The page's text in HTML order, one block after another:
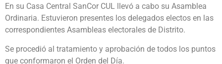
En su Casa Central SanCor CUL llevó a cabo su Asamblea
Ordinaria. Estuvieron presentes los delegados electos en las
correspondientes Asambleas electorales de Distrito.
Se procedió al tratamiento y aprobación de todos los puntos
que conformaron el Orden del Día.